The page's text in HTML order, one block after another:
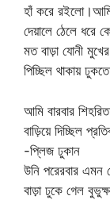
হাঁ করে
দেয়ালে ঠেলে ধরে
মত বাড়া যোনী
পিচ্ছিল থাকায়
আমি বারবার
বাড়িয়ে দিচ্ছিল
-প্লিজ ঢুকান
উনি পরেরবার
বাড়া ঢুকে গেল